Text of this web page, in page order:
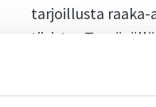
tarjoillusta raaka-
tiivistyy
Tiistaina 7.
Kuinka tuottaa laatua